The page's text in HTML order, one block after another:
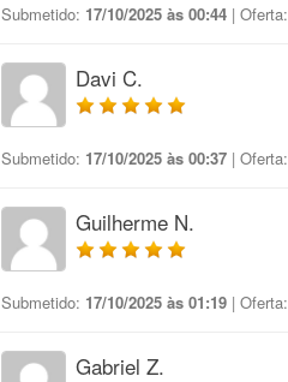
Submetido: 17/10/2025 às 00:44 | Oferta:
Davi C.
Submetido: 17/10/2025 às 00:37 | Oferta:
Guilherme N.
Submetido: 17/10/2025 às 01:19 | Oferta:
Gabriel Z.